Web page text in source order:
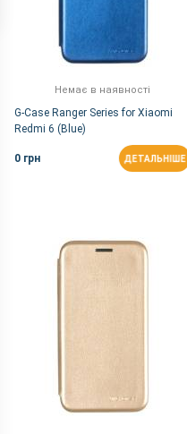
Немає в наявності
G-Case Ranger Series for Xiaomi
Redmi 6 (Blue)
0 грн ДЕТАЛЬНІШЕ